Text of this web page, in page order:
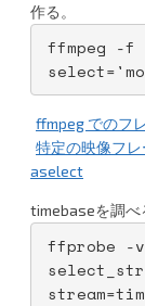
作る。
ffmpeg -
ffmpeg でのフ
特定の映像フ
aselect
timebaseを調べ
ffprobe